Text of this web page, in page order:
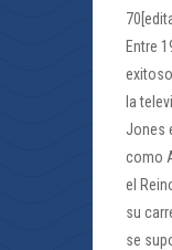
Entre
la
Jones
como
el
su
se